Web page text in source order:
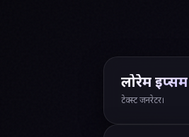
लोरेम इप्सम
टेक्स्ट जनरेटर।